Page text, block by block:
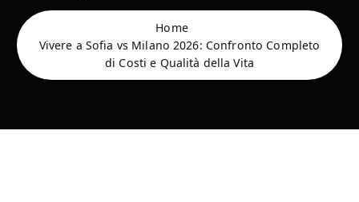
Home
Vivere a Sofia vs Milano 2026: Confronto Completo
di Costi e Qualità della Vita